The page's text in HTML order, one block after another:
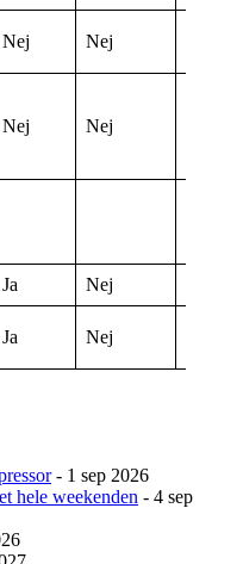
Nej Nej
Nej Nej
Ja Nej
Ja Nej
- 1 sep 2026
hele weekenden - 4 sep